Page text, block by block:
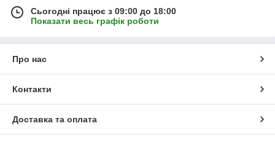
Сьогодні працює з 09:00 до 18:00
Показати весь графік роботи
Про нас
Контакти
Доставка та оплата